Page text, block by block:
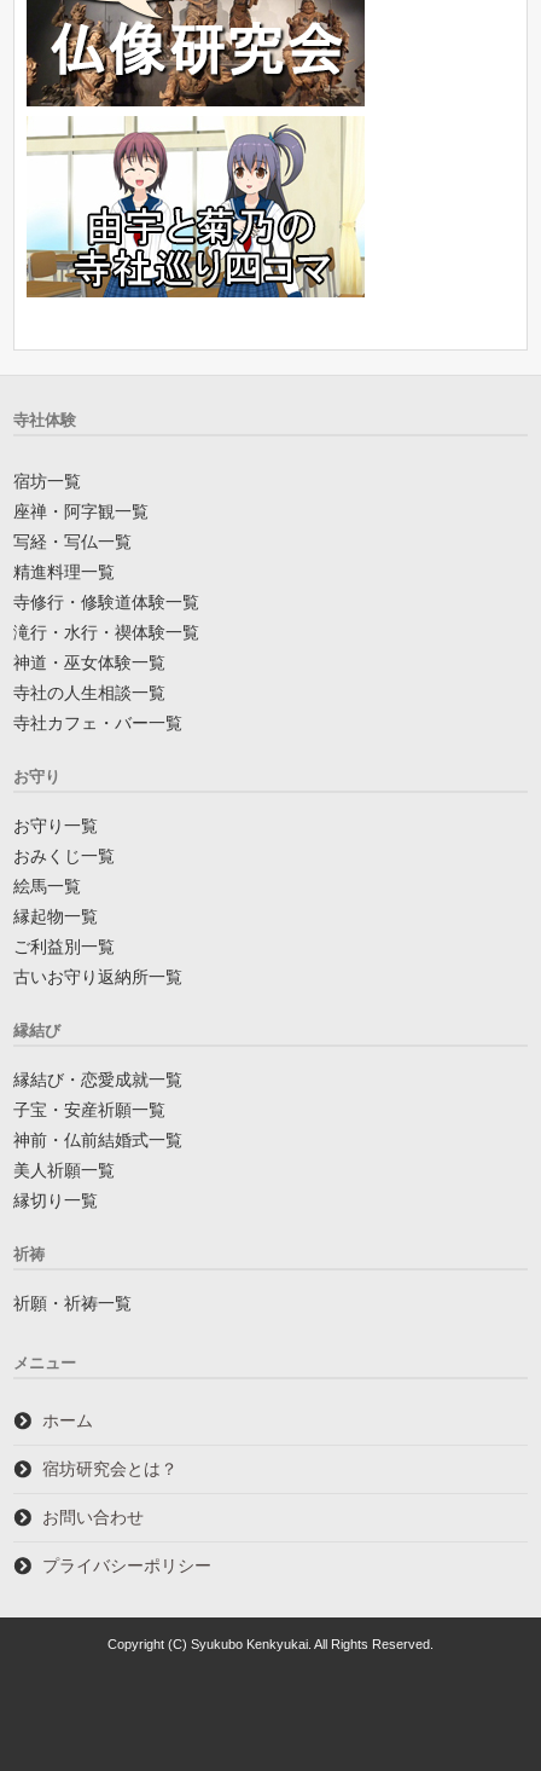
寺社体験
宿坊一覧
座禅・阿字観一覧
写経・写仏一覧
精進料理一覧
寺修行・修験道体験一覧
滝行・水行・禊体験一覧
神道・巫女体験一覧
寺社の人生相談一覧
寺社カフェ・バー一覧
お守り
お守り一覧
おみくじ一覧
絵馬一覧
縁起物一覧
ご利益別一覧
古いお守り返納所一覧
縁結び
縁結び・恋愛成就一覧
子宝・安産祈願一覧
神前・仏前結婚式一覧
美人祈願一覧
縁切り一覧
祈祷
祈願・祈祷一覧
メニュー
ホーム
宿坊研究会とは？
お問い合わせ
プライバシーポリシー
Copyright (C) Syukubo Kenkyukai. All Rights Reserved.